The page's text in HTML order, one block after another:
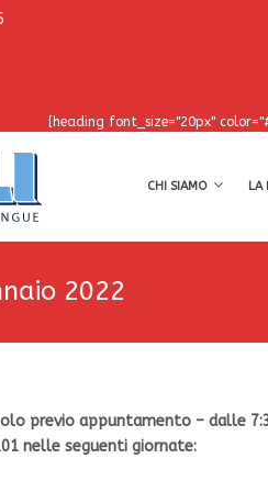
[heading font_size="20px"
CHI SIAMO LA
2022
previo appuntamento – dalle
nelle seguenti giornate: